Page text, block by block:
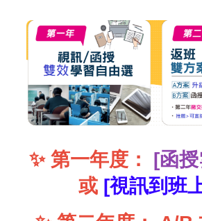
✨第一年度：
[函
或 [視訊到班